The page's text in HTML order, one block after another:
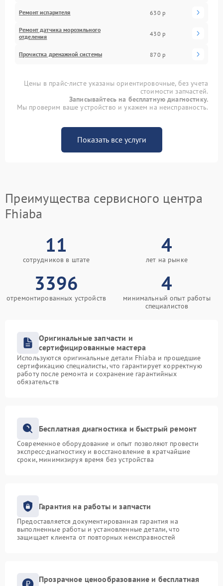
Ремонт испарителя 630 р
Ремонт датчика морозильного
отделения
430 р
Прочистка дренажной системы 870 р
Цены в прайс-листе указаны ориентировочные, без учета
стоимости запчастей.
Записывайтесь на бесплатную диагностику.
Мы проверим ваше устройство и укажем на неисправность.
Показать все услуги
Преимущества сервисного центра
Fhiaba
11
сотрудников в штате
4
лет на рынке
3396
отремонтированных устройств
4
минимальный опыт работы
специалистов
Оригинальные запчасти и
сертифицированные мастера
Используются оригинальные детали Fhiaba и прошедшие
сертификацию специалисты, что гарантирует корректную
работу после ремонта и сохранение гарантийных
обязательств
Бесплатная диагностика и быстрый ремонт
Современное оборудование и опыт позволяют провести
экспресс-диагностику и восстановление в кратчайшие
сроки, минимизируя время без устройства
Гарантия на работы и запчасти
Предоставляется документированная гарантия на
выполненные работы и установленные детали, что
защищает клиента от повторных неисправностей
Прозрачное ценообразование и бесплатная